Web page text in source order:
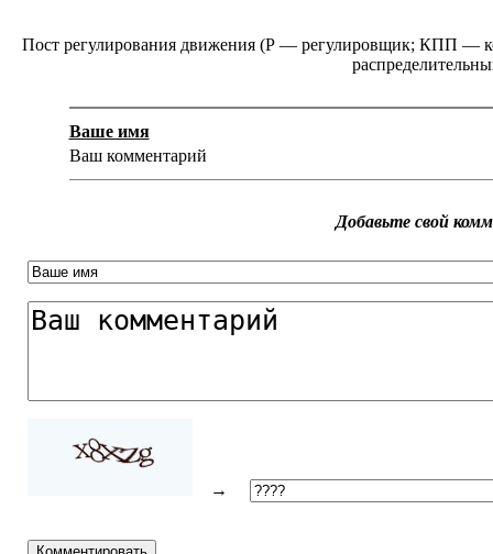
Пост регулирования движения (Р — регулировщик; КПП —
Ваше имя
Ваш комментарий
Добавьте свой
→